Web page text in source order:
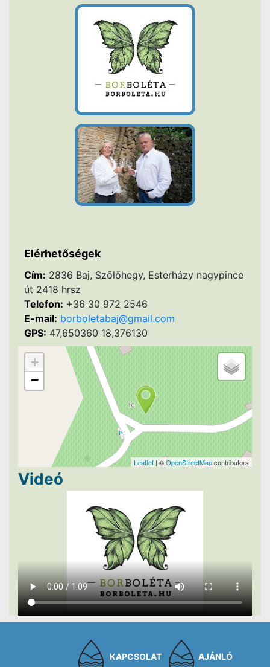
Elérhetőségek
Cím: 2836 Baj, Szőlőhegy, Esterházy nagypince
út 2418 hrsz
Telefon: +36 30 972 2546
E-mail: borboletabaj@gmail.com
GPS: 47,650360 18,376130
+
−
Leaflet | ©OpenStreetMapcontributors
Videó
KAPCSOLAT AJÁNLÓ